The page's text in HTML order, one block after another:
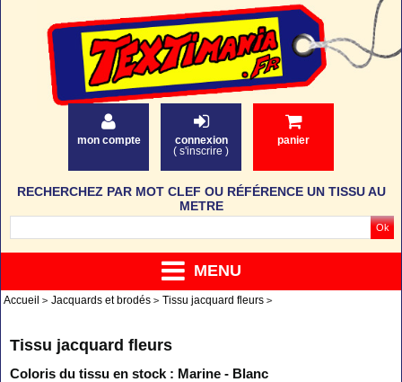
mon compte
connexion
( s'inscrire )
panier
MENU
RECHERCHEZ PAR MOT CLEF OU RÉFÉRENCE UN TISSU AU
METRE
Accueil Jacquards et brodés Tissu jacquard fleurs
Tissu jacquard fleurs
Coloris du tissu en stock : Marine - Blanc